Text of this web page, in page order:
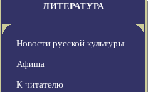
ЛИТЕРАТУРА
Новости русской культуры
Афиша
К читателю